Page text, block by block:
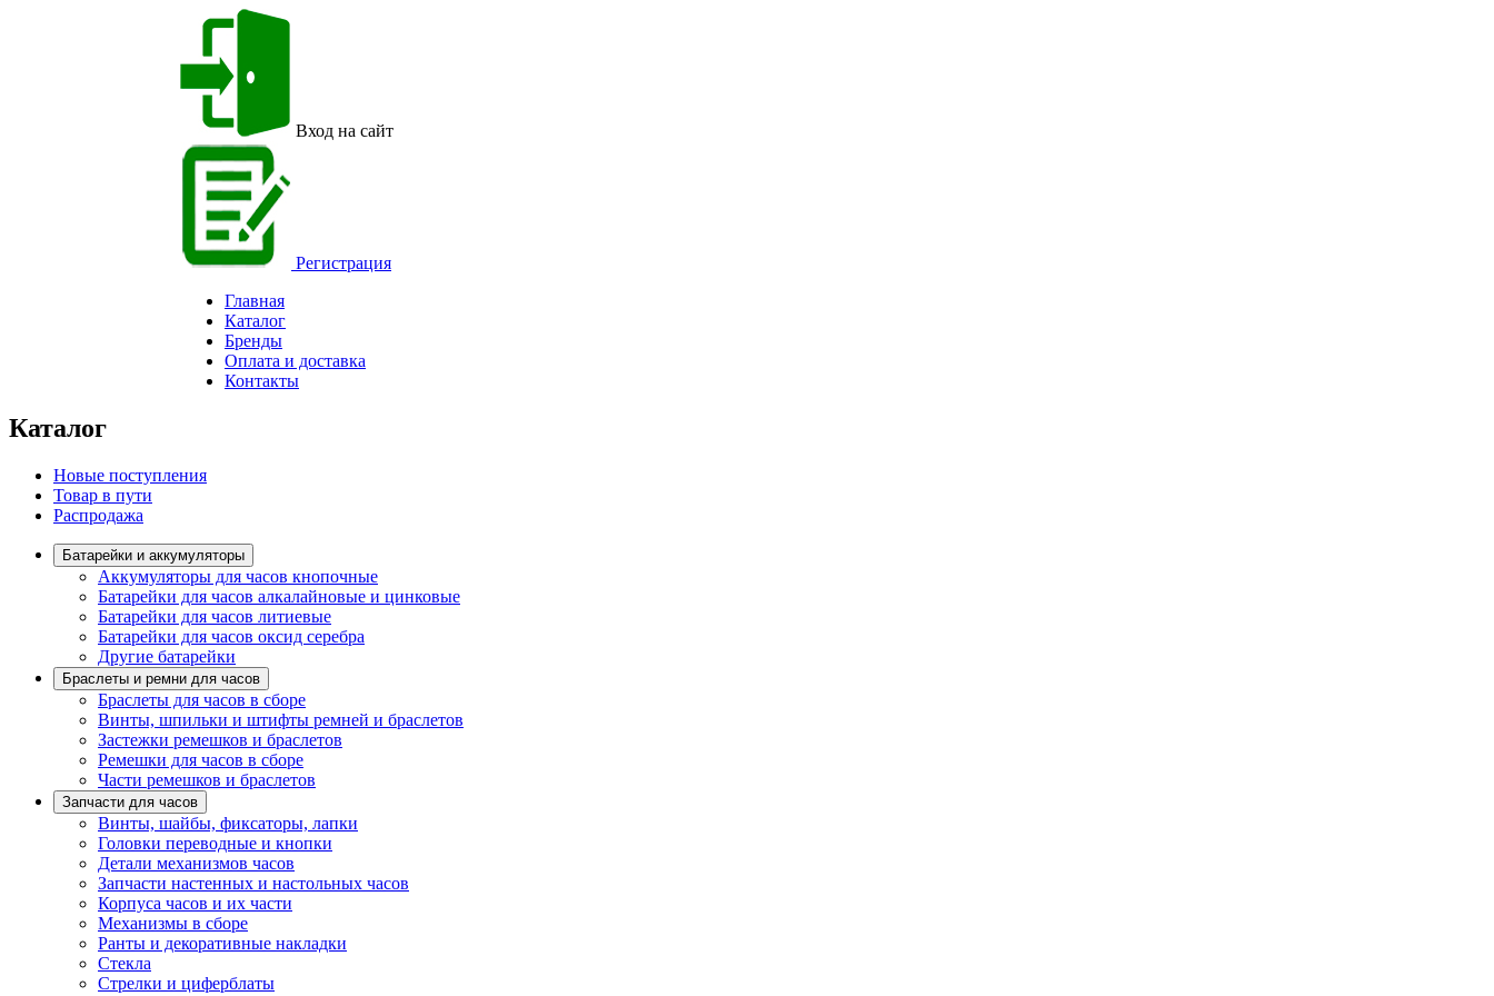
Вход на сайт
Регистрация
Главная
Каталог
Бренды
Оплата и доставка
Контакты
Каталог
Новые поступления
Товар в пути
Распродажа
Батарейки и аккумуляторы
Аккумуляторы для часов кнопочные
Батарейки для часов алкалайновые и цинковые
Батарейки для часов литиевые
Батарейки для часов оксид серебра
Другие батарейки
Браслеты и ремни для часов
Браслеты для часов в сборе
Винты, шпильки и штифты ремней и браслетов
Застежки ремешков и браслетов
Ремешки для часов в сборе
Части ремешков и браслетов
Запчасти для часов
Винты, шайбы, фиксаторы, лапки
Головки переводные и кнопки
Детали механизмов часов
Запчасти настенных и настольных часов
Корпуса часов и их части
Механизмы в сборе
Ранты и декоративные накладки
Стекла
Стрелки и циферблаты